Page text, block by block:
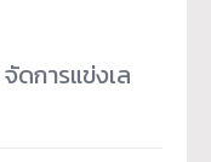
ดการแข่งเล